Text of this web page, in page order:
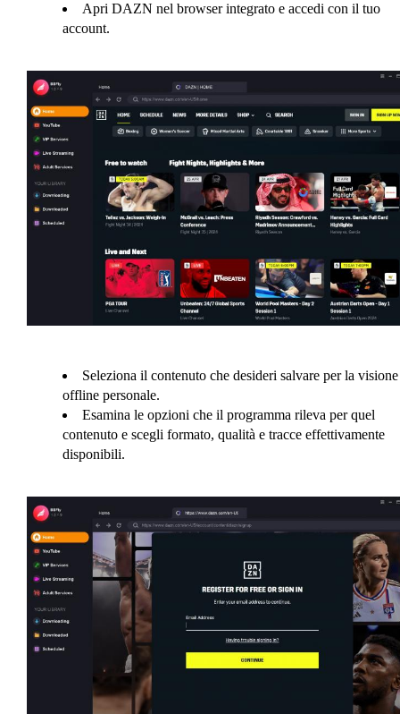
Apri DAZN nel browser integrato e accedi con il tuo
account.
Seleziona il contenuto che desideri salvare per la visione
offline personale.
Esamina le opzioni che il programma rileva per quel
contenuto e scegli formato, qualità e tracce effettivamente
disponibili.